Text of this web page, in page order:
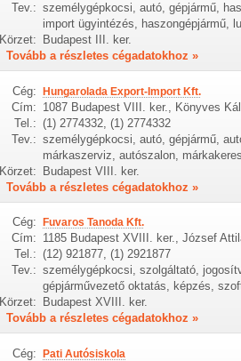
Tev.: személygépkocsi, autó, gépjármű,
import ügyintézés, haszongépjármű,
Körzet:
Budapest III. ker.
Tovább a részletes cégadatokhoz »
Cég: Hungarolada Export-Import Kft.
Cím: 1087 Budapest VIII. ker., Könyves
Tel.: (1) 2774332, (1) 2774332
Tev.: személygépkocsi, autó, gépjármű,
márkaszerviz, autószalon,
Körzet:
Budapest VIII. ker.
Tovább a részletes cégadatokhoz »
Cég: Fuvaros Tanoda Kft.
Cím: 1185 Budapest XVIII. ker., József
Tel.: (12) 921877, (1) 2921877
Tev.: személygépkocsi, szolgáltató,
gépjárművezető oktatás, képzés,
Körzet:
Budapest XVIII. ker.
Tovább a részletes cégadatokhoz »
Cég: Pati Autósiskola